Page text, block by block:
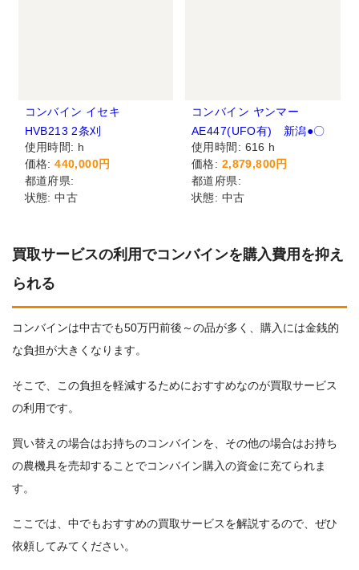
買取サービスの利用でコンバインを購入費用を抑え
られる
コンバインは中古でも50万円前後～の品が多く、購入には金銭的
な負担が大きくなります。
そこで、この負担を軽減するためにおすすめなのが買取サービス
の利用です。
買い替えの場合はお持ちのコンバインを、その他の場合はお持ち
の農機具を売却することでコンバイン購入の資金に充てられま
す。
ここでは、中でもおすすめの買取サービスを解説するので、ぜひ
依頼してみてください。